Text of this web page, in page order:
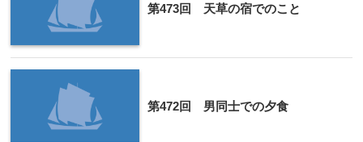
第473回 天草の宿でのこと
第472回 男同士での夕食